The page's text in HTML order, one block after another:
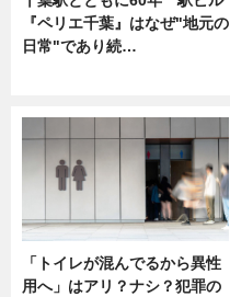
『ペリエ千葉』はなぜ"地元の
日常"であり続…
「トイレが混んでるから異性
用へ」はアリ？ナシ？犯罪の